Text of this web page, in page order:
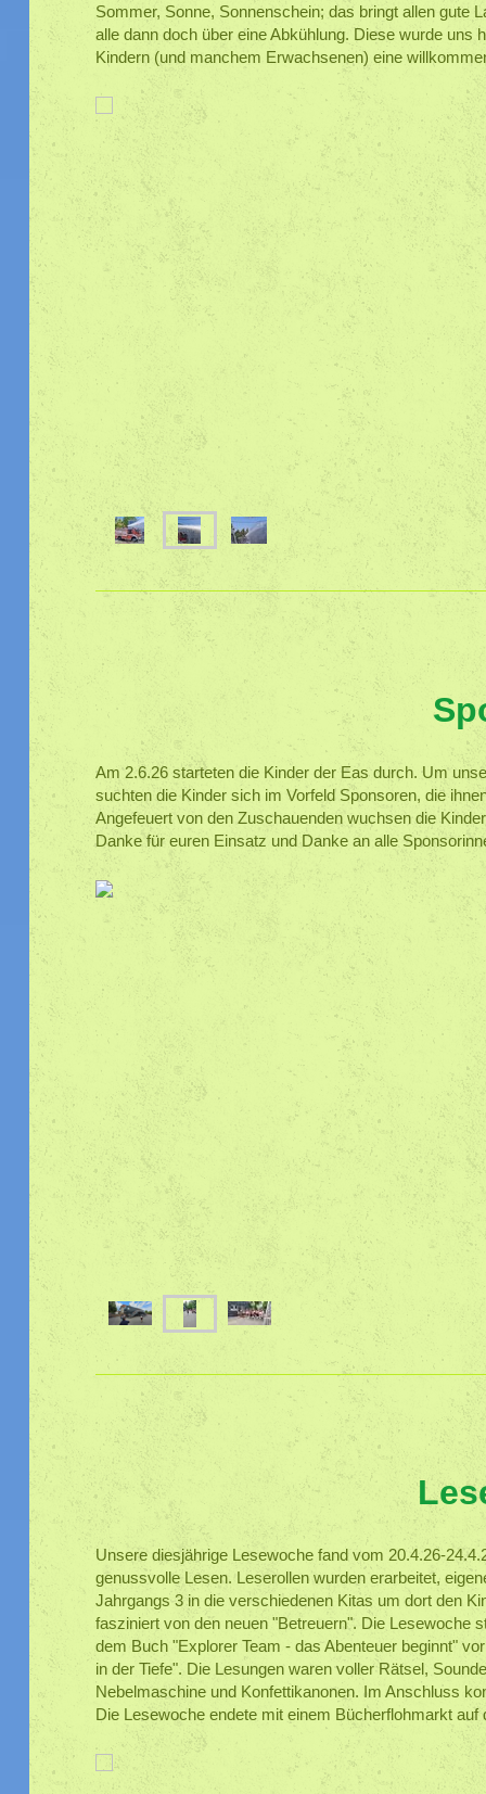
Sommer, Sonne, Sonnenschein; das bringt allen gute
alle dann doch über eine Abkühlung. Diese wurde uns
Kindern (und manchem Erwachsenen) eine
Am 2.6.26 starteten die Kinder der Eas durch. Um
suchten die Kinder sich im Vorfeld Sponsoren, die
Angefeuert von den Zuschauenden wuchsen die
Danke für euren Einsatz und Danke an alle
Unsere diesjährige Lesewoche fand vom 20.4.26-
genussvolle Lesen. Leserollen wurden erarbeitet,
Jahrgangs 3 in die verschiedenen Kitas um dort den
fasziniert von den neuen "Betreuern". Die Lesewoche
dem Buch "Explorer Team - das Abenteuer beginnt"
in der Tiefe". Die Lesungen waren voller Rätsel,
Nebelmaschine und Konfettikanonen. Im Anschluss
Die Lesewoche endete mit einem Bücherflohmarkt auf